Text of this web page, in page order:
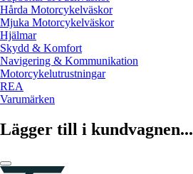
Hårda Motorcykelväskor
Mjuka Motorcykelväskor
Hjälmar
Skydd & Komfort
Navigering & Kommunikation
Motorcykelutrustningar
REA
Varumärken
Lägger till i kundvagnen...